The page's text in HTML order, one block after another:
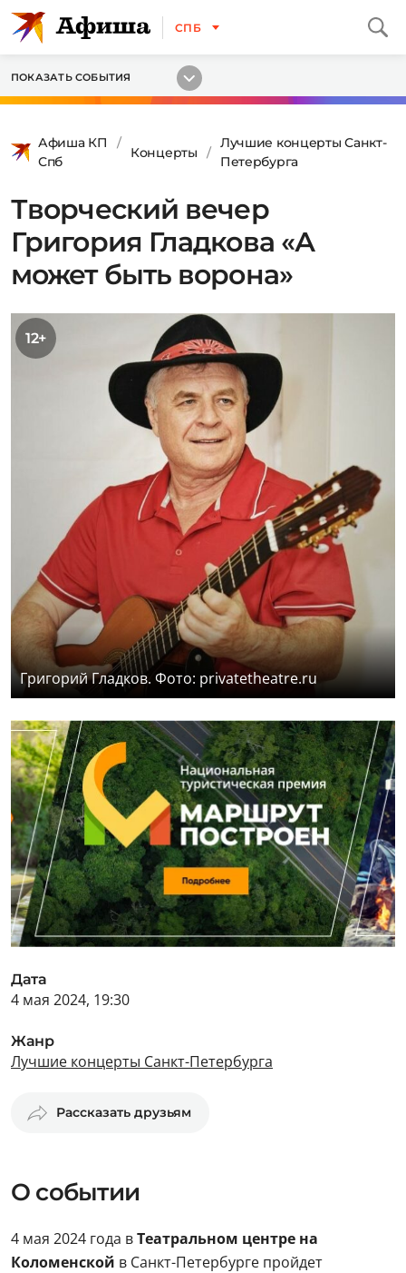
СПБ
ПОКАЗАТЬ СОБЫТИЯ
Афиша КП
Спб
Концерты
Лучшие концерты Санкт-
Петербурга
Творческий вечер
Григория Гладкова «А
может быть ворона»
12+
Григорий Гладков. Фото: privatetheatre.ru
Дата
4 мая 2024, 19:30
Жанр
Лучшие концерты Санкт-Петербурга
Рассказать друзьям
О событии
4 мая 2024 года вТеатральном центре на
Коломенской в Санкт-Петербурге пройдет